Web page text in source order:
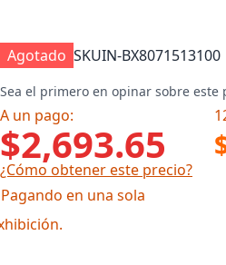
Agotado SKUIN-BX8071513100
Sea el primero en opinar sobre este
A un pago:
$2,693.65
¿Cómo obtener este precio?
en una sola